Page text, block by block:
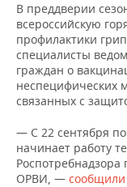
ОТКРЫТАЯ
БАСКЕТБОЛ
ВОЛЕЙБОЛ
КИБЕРСПОРТ
ВОДНЫЕ ВИДЫ
ИСТОРИЯ
КУЛЬТУРА
ОБРАЗОВАНИЕ
СПРАВОЧНИК
СПИСОК ПЕРСОН
СПИСОК
ПОЛНАЯ ВЕРСИЯ
В преддверии
всероссийскую
профилактики
специалисты
граждан о
неспецифических
связанных с
— С 22 сентября по
начинает работу
ОРВИ, — сообщили